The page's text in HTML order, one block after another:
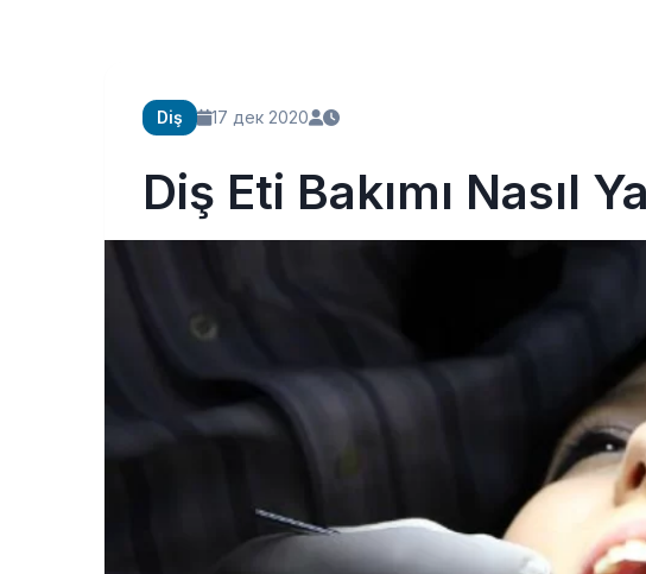
Diş 17 дек 2020
Diş Eti Bakımı Nasıl